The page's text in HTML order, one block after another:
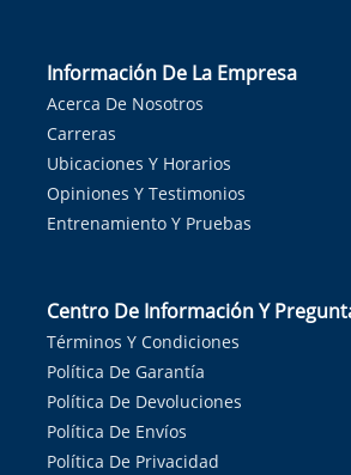
Información De La Empresa
Acerca De Nosotros
Carreras
Ubicaciones Y Horarios
Opiniones Y Testimonios
Entrenamiento Y Pruebas
Centro De Información Y
Términos Y Condiciones
Política De Garantía
Política De Devoluciones
Política De Envíos
Política De Privacidad